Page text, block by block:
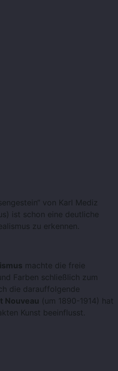
von Karl Mediz
ist schon eine deutliche
zu erkennen.
machte die freie
Farben schließlich zum
die darauffolgende
Nouveau (um 1890-1914) hat
Kunst beeinflusst.